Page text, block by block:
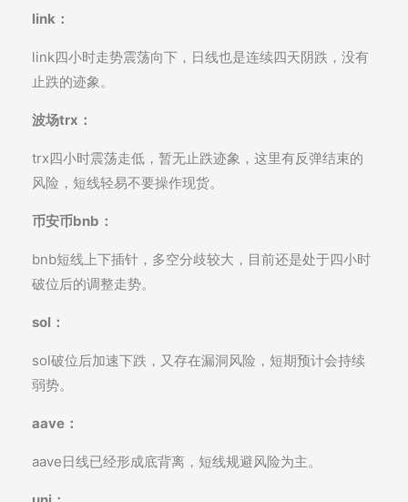
link：
link四小时走势震荡向下，日线也是连续四天阴跌，没有
止跌的迹象。
波场trx：
trx四小时震荡走低，暂无止跌迹象，这里有反弹结束的
风险，短线轻易不要操作现货。
币安币bnb：
bnb短线上下插针，多空分歧较大，目前还是处于四小时
破位后的调整走势。
sol：
sol破位后加速下跌，又存在漏洞风险，短期预计会持续
弱势。
aave：
aave日线已经形成底背离，短线规避风险为主。